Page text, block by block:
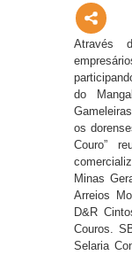
Através
do
os
Couro”
Minas
Arreios
D&R
Couros.
Selaria